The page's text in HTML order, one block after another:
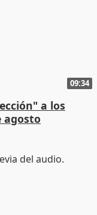
09:34
a los
agosto